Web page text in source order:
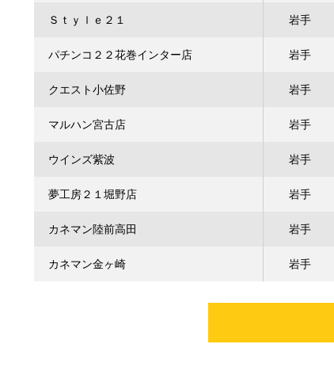
Ｓｔｙｌｅ２１ 岩手
パチンコ２２花巻インター店 岩手
クエスト小佐野 岩手
マルハン宮古店 岩手
ウインズ紫波 岩手
夢工房２１堀野店 岩手
カネマン陸前高田 岩手
カネマン金ヶ崎 岩手